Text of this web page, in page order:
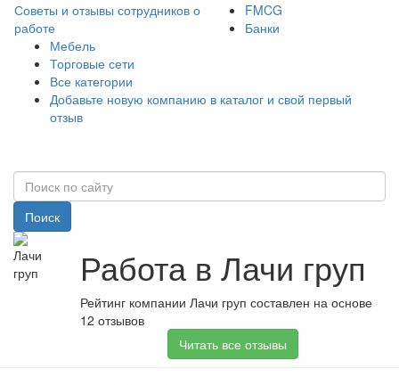
Советы и отзывы сотрудников о
работе
FMCG
Банки
Мебель
Торговые сети
Все категории
Добавьте новую компанию в каталог и свой первый
отзыв
Поиск
Работа в Лачи груп
Рейтинг компании Лачи груп составлен на основе
12 отзывов
Читать все отзывы